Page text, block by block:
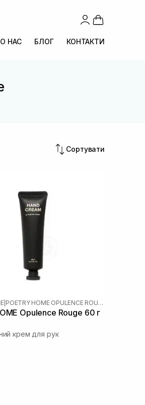
НАС БЛОГ КОНТАКТИ
Сортувати
POETRY HOME OPULENCE ROUGE
Opulence Rouge 60 г
крем для рук